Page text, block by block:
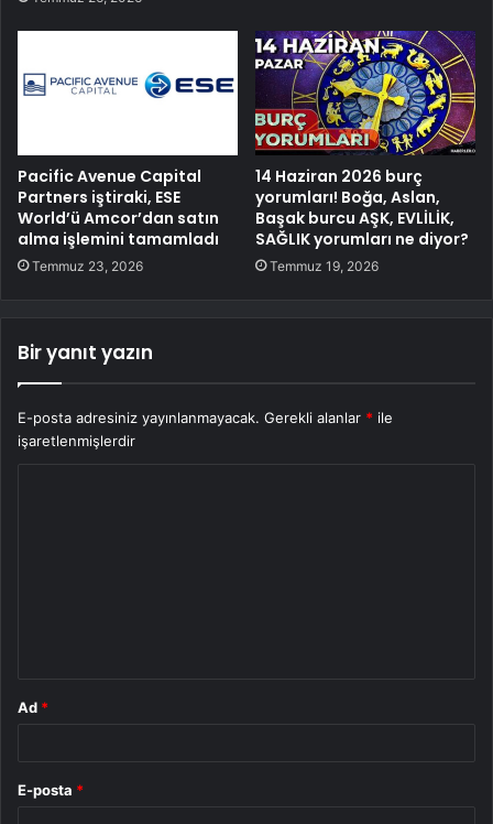
Pacific Avenue Capital
Partners iştiraki, ESE
World’ü Amcor’dan satın
alma işlemini tamamladı
Temmuz 23, 2026
14 Haziran 2026 burç
yorumları! Boğa, Aslan,
Başak burcu AŞK, EVLİLİK,
SAĞLIK yorumları ne diyor?
Temmuz 19, 2026
Bir yanıt yazın
E-posta adresiniz yayınlanmayacak. Gerekli alanlar * ile
işaretlenmişlerdir
Ad *
E-posta *